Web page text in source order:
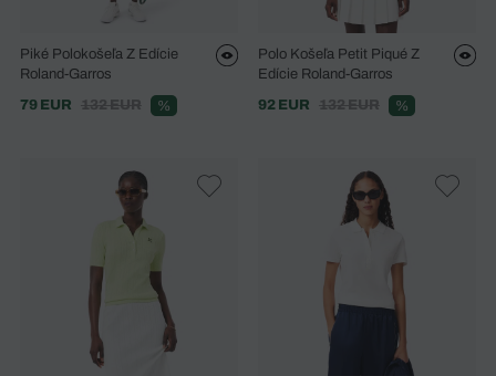
Piké Polokošeľa Z Edície
Roland-Garros
79 EUR
132 EUR %
Polo Košeľa Petit Piqué Z
Edície Roland-Garros
92 EUR
132 EUR %